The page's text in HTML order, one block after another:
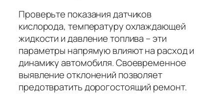
Проверьте показания датчиков
кислорода, температуру охлаждающей
жидкости и давление топлива – эти
параметры напрямую влияют на расход и
динамику автомобиля. Своевременное
выявление отклонений позволяет
предотвратить дорогостоящий ремонт.